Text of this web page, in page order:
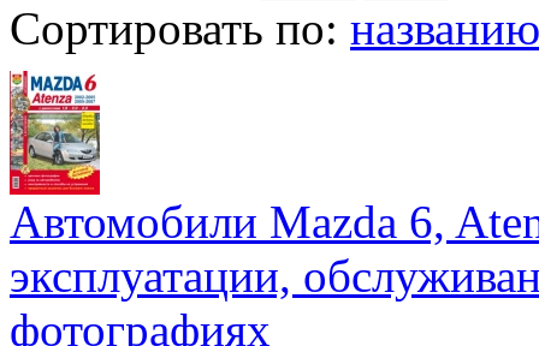
Сортировать по: названию
Автомобили Mazda 6,
эксплуатации,
фотографиях